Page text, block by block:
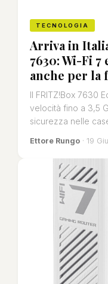
TECNOLOGIA
Arriva in
7630: Wi-Fi
anche per la
Il FRITZ!Box 7630
velocità fino a 3,5
sicurezza nelle
Ettore Rungo · 19